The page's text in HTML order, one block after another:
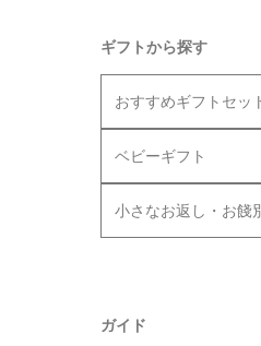
ギフトから探す
おすすめギフトセッ
ベビーギフト
小さなお返し・お餞
ガイド